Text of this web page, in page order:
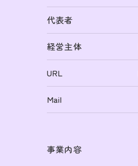
代表者
経営主体
URL
Mail
事業内容